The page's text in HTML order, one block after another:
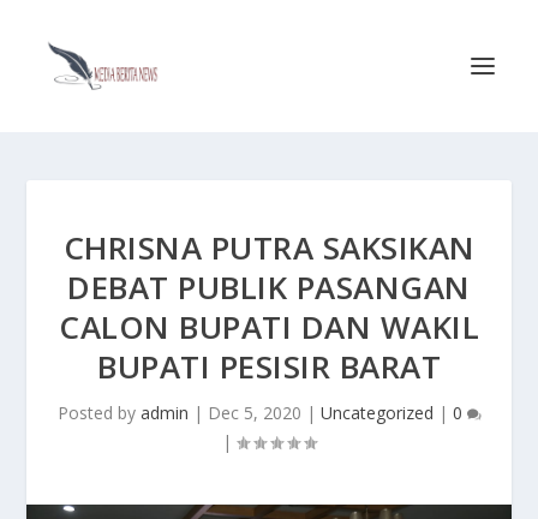
CHRISNA PUTRA SAKSIKAN
DEBAT PUBLIK PASANGAN
CALON BUPATI DAN WAKIL
BUPATI PESISIR BARAT
Posted by admin | Dec 5, 2020 | Uncategorized | 0
|